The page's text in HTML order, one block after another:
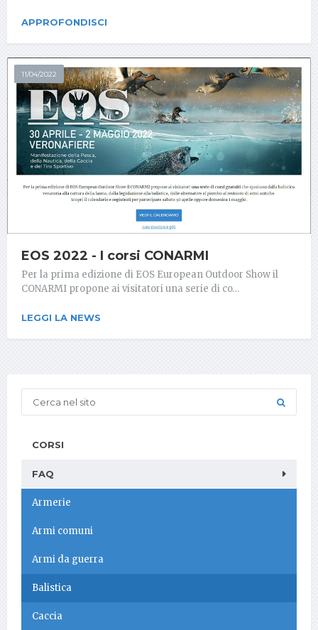
APPROFONDISCI
11/04/2022
EOS 2022 - I corsi CONARMI
Per la prima edizione di EOS European Outdoor Show il
CONARMI propone ai visitatori una serie di co…
LEGGI LA NEWS
CORSI
FAQ
Armerie
Armi comuni
Armi da guerra
Balistica
Caccia